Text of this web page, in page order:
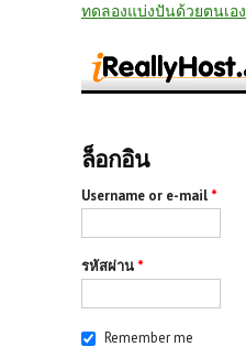
ทดลองแบ่งปันด้วยตนเอง
ล็อกอิน
Username or e-mail *
รหัสผ่าน *
Remember me